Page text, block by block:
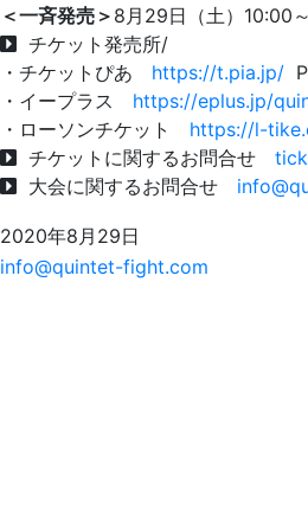
＜一斉発売＞ 8月29日（土）10:00～
チケット発売所/
・チケットぴあ https://t.pia.jp/
・イープラス https://eplus.jp/
・ローソンチケット https://l-
チケットに関するお問合せ
大会に関するお問合せ
2020年8月29日
info@quintet-fight.com